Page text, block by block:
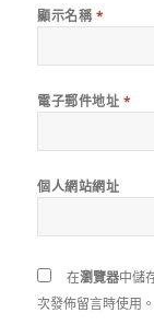
顯示名稱 *
電子郵件地址 *
個人網站網址
在瀏覽器中儲
次發佈留言時使用。